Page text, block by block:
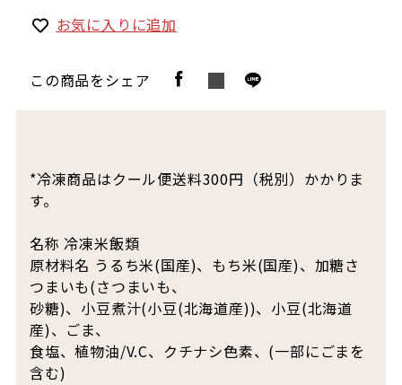
お気に入りに追加
この商品をシェア
*冷凍商品はクール便送料300円（税別）かかりま
す。
名称 冷凍米飯類
原材料名 うるち米(国産)、もち米(国産)、加糖さ
つまいも(さつまいも、
砂糖)、小豆煮汁(小豆(北海道産))、小豆(北海道
産)、ごま、
食塩、植物油/V.C、クチナシ色素、(一部にごまを
含む)